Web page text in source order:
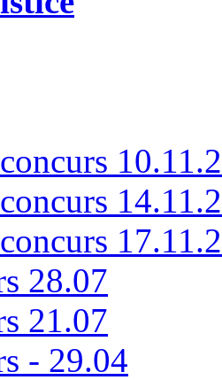
28.07
21.07
- 29.04